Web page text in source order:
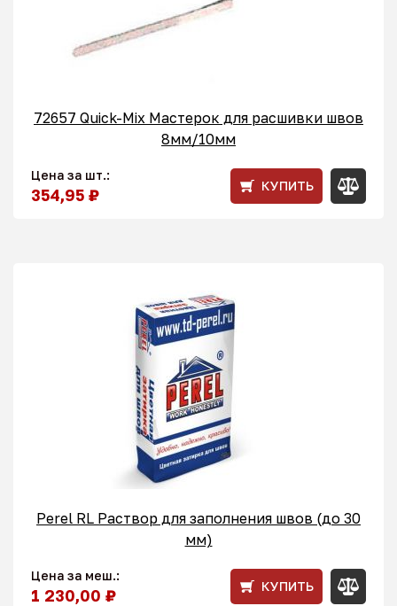
72657 Quick-Mix Мастерок для расшивки швов
8мм/10мм
Цена за шт.:
354,95 ₽ КУПИТЬ
Perel RL Раствор для заполнения швов (до 30
мм)
Цена за меш.:
1 230,00 ₽ КУПИТЬ